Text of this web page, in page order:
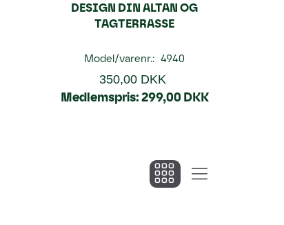
DESIGN DIN ALTAN OG
TAGTERRASSE
Model/varenr.: 4940
350,00 DKK
Medlemspris:299,00 DKK